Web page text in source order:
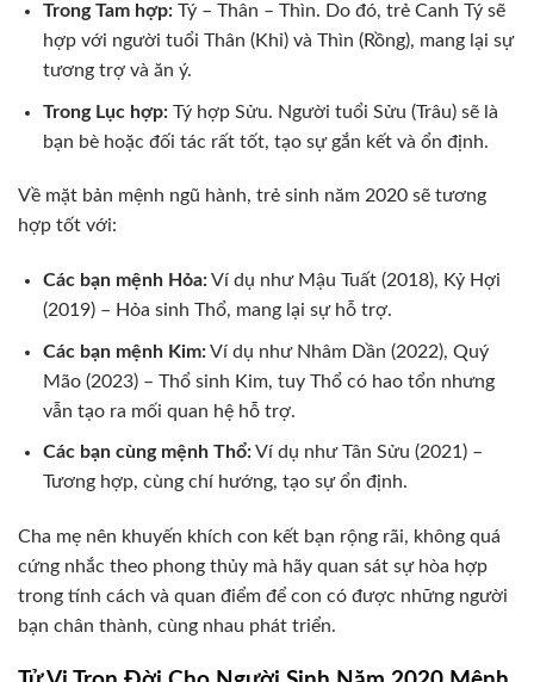
Trong Tam hợp:Tý – Thân – Thìn. Do đó, trẻ Canh Tý sẽ
hợp với người tuổi Thân (Khỉ) và Thìn (Rồng), mang lại sự
tương trợ và ăn ý.
Trong Lục hợp:Tý hợp Sửu. Người tuổi Sửu (Trâu) sẽ là
bạn bè hoặc đối tác rất tốt, tạo sự gắn kết và ổn định.
Về mặt bản mệnh ngũ hành, trẻ sinh năm 2020 sẽ tương
hợp tốt với:
Các bạn mệnh Hỏa:Ví dụ như Mậu Tuất (2018), Kỷ Hợi
(2019) – Hỏa sinh Thổ, mang lại sự hỗ trợ.
Các bạn mệnh Kim:Ví dụ như Nhâm Dần (2022), Quý
Mão (2023) – Thổ sinh Kim, tuy Thổ có hao tổn nhưng
vẫn tạo ra mối quan hệ hỗ trợ.
Các bạn cùng mệnh Thổ:Ví dụ như Tân Sửu (2021) –
Tương hợp, cùng chí hướng, tạo sự ổn định.
Cha mẹ nên khuyến khích con kết bạn rộng rãi, không quá
cứng nhắc theo phong thủy mà hãy quan sát sự hòa hợp
trong tính cách và quan điểm để con có được những người
bạn chân thành, cùng nhau phát triển.